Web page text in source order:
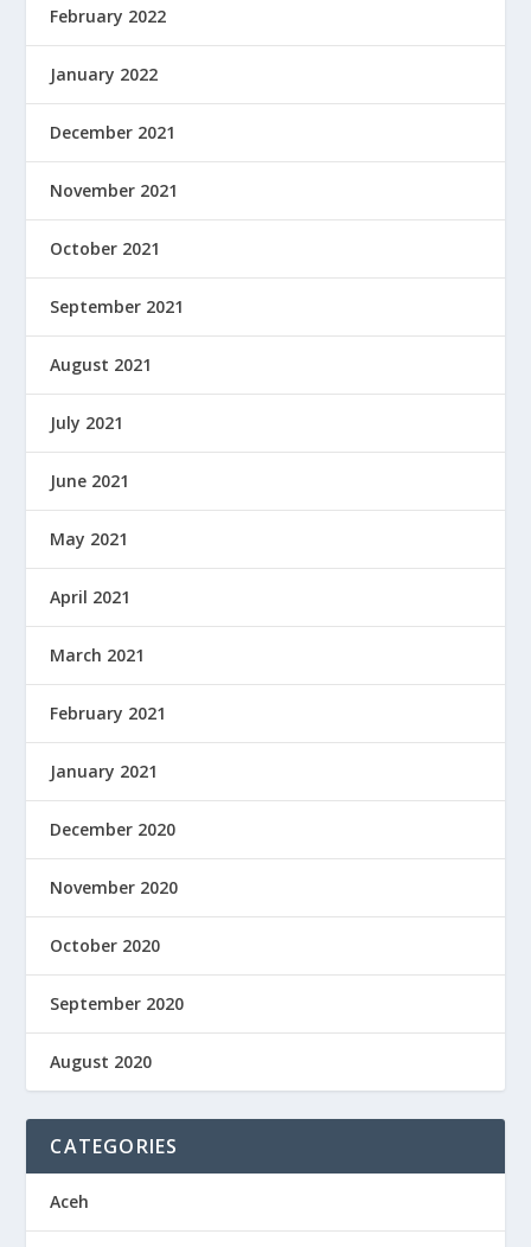
February 2022
January 2022
December 2021
November 2021
October 2021
September 2021
August 2021
July 2021
June 2021
May 2021
April 2021
March 2021
February 2021
January 2021
December 2020
November 2020
October 2020
September 2020
August 2020
CATEGORIES
Aceh